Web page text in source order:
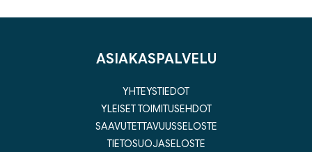
ASIAKASPALVELU
YHTEYSTIEDOT
YLEISET TOIMITUSEHDOT
SAAVUTETTAVUUSSELOSTE
TIETOSUOJASELOSTE